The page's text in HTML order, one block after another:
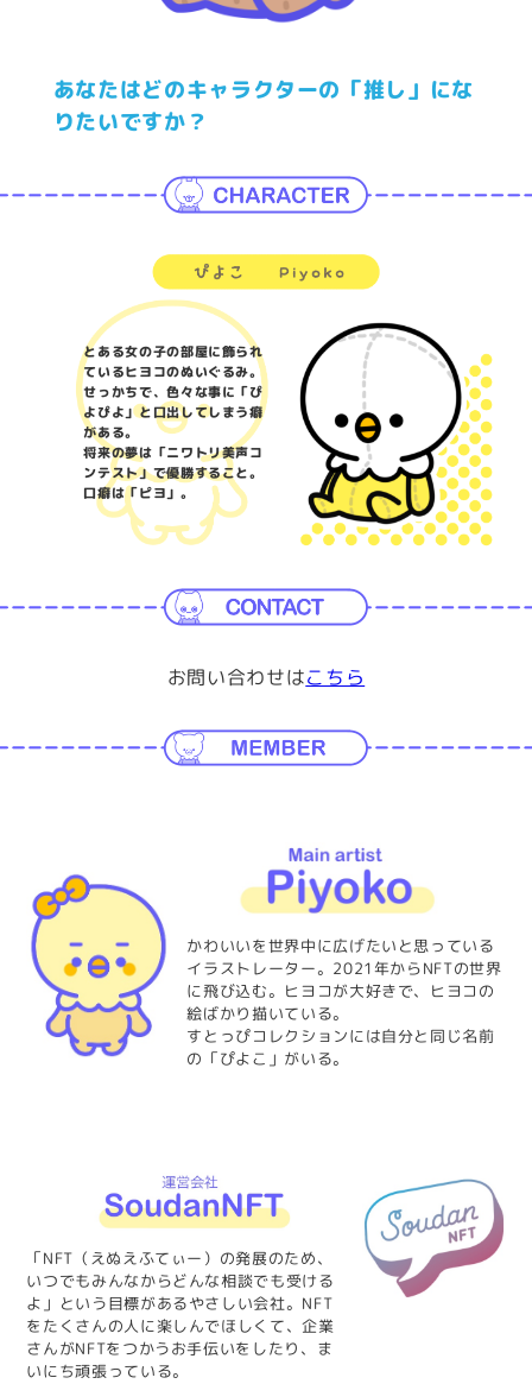
あなたはどのキャラクターの「推し」にな
りたいですか？
とある女の子の部屋に飾られ
ているヒヨコのぬいぐるみ。
せっかちで、色々な事に「ぴ
よぴよ」と口出してしまう癖
がある。
将来の夢は「ニワトリ美声コ
ンテスト」で優勝すること。
口癖は「ピヨ」。
お問い合わせはこちら
かわいいを世界中に広げたいと思っている
イラストレーター。2021年からNFTの世界
に飛び込む。ヒヨコが大好きで、ヒヨコの
絵ばかり描いている。
すとっぴコレクションには自分と同じ名前
の「ぴよこ」がいる。
「NFT（えぬえふてぃー）の発展のため、
いつでもみんなからどんな相談でも受ける
よ」という目標があるやさしい会社。NFT
をたくさんの人に楽しんでほしくて、企業
さんがNFTをつかうお手伝いをしたり、ま
いにち頑張っている。